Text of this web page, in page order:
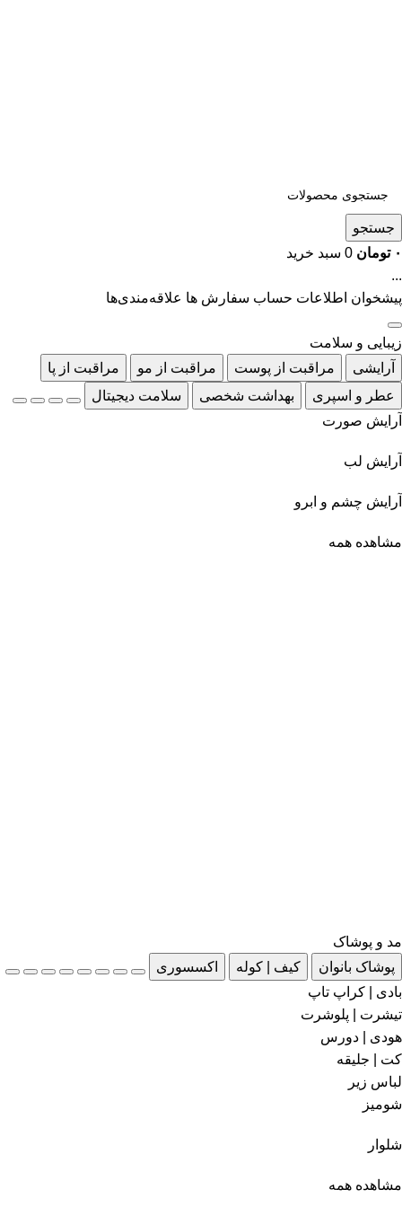
جستجو
۰ تومان 0 سبد خرید
...
پیشخوان اطلاعات حساب سفارش ها علاقه‌مندی‌ها
زیبایی و سلامت
آرایشی
مراقبت از پوست مراقبت از مو
مراقبت از پا
عطر و اسپری
بهداشت شخصی
سلامت دیجیتال
آرایش صورت
آرایش لب
آرایش چشم و ابرو
مشاهده همه
مد و پوشاک
پوشاک بانوان
کیف | کوله
اکسسوری
بادی | کراپ تاپ
تیشرت | پلوشرت
هودی | دورس
کت | جلیقه
لباس زیر
شومیز
شلوار
مشاهده همه